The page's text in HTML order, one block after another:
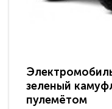
зеленый
пулемётом